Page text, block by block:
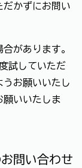
だかずにお問い
があります。
試していただ
うお願いいたし
願いいたしま
問い合わせ